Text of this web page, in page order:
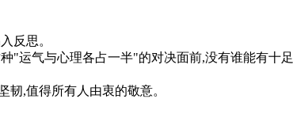
反 思。
"运气与心理各占一半"的对决面前,没有谁能有十足
韧,值得所有人 由衷的敬意。